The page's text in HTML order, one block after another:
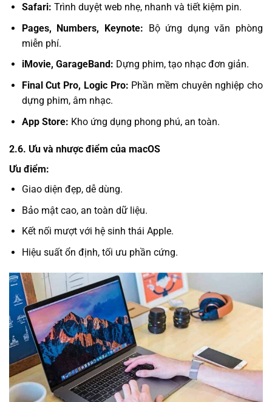
Safari: Trình duyệt web nhẹ, nhanh và tiết kiệm pin.
Pages, Numbers, Keynote: Bộ ứng dụng văn phòng
miễn phí.
iMovie, GarageBand: Dựng phim, tạo nhạc đơn giản.
Final Cut Pro, Logic Pro: Phần mềm chuyên nghiệp cho
dựng phim, âm nhạc.
App Store: Kho ứng dụng phong phú, an toàn.
2.6. Ưu và nhược điểm của macOS
Ưu điểm:
Giao diện đẹp, dễ dùng.
Bảo mật cao, an toàn dữ liệu.
Kết nối mượt với hệ sinh thái Apple.
Hiệu suất ổn định, tối ưu phần cứng.